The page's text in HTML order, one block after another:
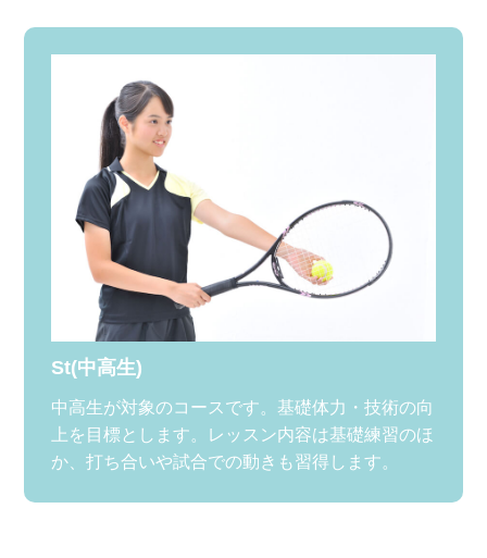
St(中高生)
中高生が対象のコースです。基礎体力・技術の向
上を目標とします。レッスン内容は基礎練習のほ
か、打ち合いや試合での動きも習得します。